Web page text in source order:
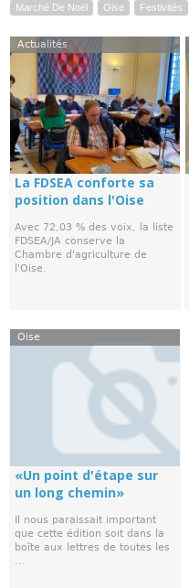
Marché De Noël
Oise Festivités
Actualités
La FDSEA conforte sa
position dans l'Oise
Avec 72,03 % des voix, la liste
FDSEA/JA conserve la
Chambre d'agriculture de
l'Oise.
Oise
«Un point d'étape sur
un long chemin»
Il nous paraissait important
que cette édition soit dans la
boîte aux lettres de toutes les
...